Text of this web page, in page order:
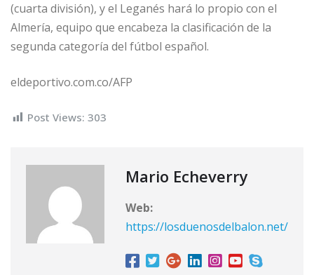
(cuarta división), y el Leganés hará lo propio con el
Almería, equipo que encabeza la clasificación de la
segunda categoría del fútbol español.
eldeportivo.com.co/AFP
Post Views: 303
Mario Echeverry
Web:
https://losduenosdelbalon.net/